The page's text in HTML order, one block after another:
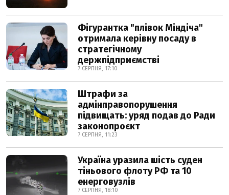
Фігурантка "плівок Міндіча"
отримала керівну посаду в
стратегічному
держпідприємстві
7 СЕРПНЯ, 17:10
Штрафи за
адмінправопорушення
підвищать: уряд подав до Ради
законопроєкт
7 СЕРПНЯ, 11:23
Україна уразила шість суден
тіньового флоту РФ та 10
енерговузлів
7 СЕРПНЯ, 18:10